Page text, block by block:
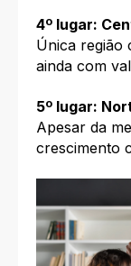
4º lugar:
Única região
ainda com
5º lugar:
Apesar da
crescimento